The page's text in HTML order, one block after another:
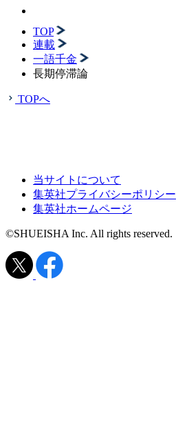
TOP
連載
一語千金
長期停滞論
TOPへ
当サイトについて
集英社プライバシーポリシー
集英社ホームページ
©SHUEISHA Inc. All rights reserved.